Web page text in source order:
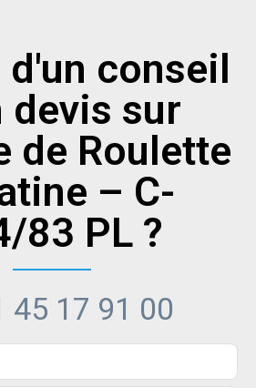
d'un conseil
devis sur
de Roulette
– C-
83 PL ?
45 17 91 00